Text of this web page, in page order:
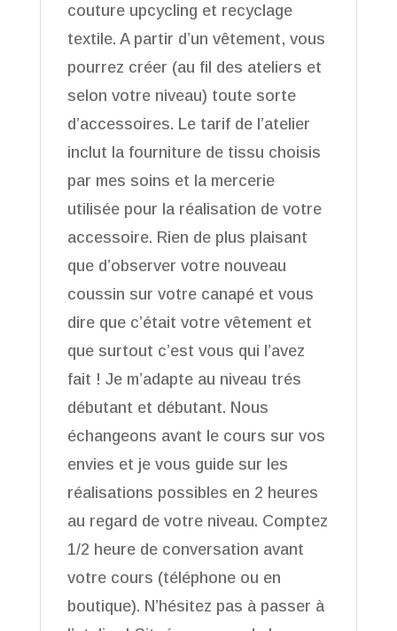
couture upcycling et recyclage
textile. A partir d’un vêtement, vous
pourrez créer (au fil des ateliers et
selon votre niveau) toute sorte
d’accessoires. Le tarif de l’atelier
inclut la fourniture de tissu choisis
par mes soins et la mercerie
utilisée pour la réalisation de votre
accessoire. Rien de plus plaisant
que d’observer votre nouveau
coussin sur votre canapé et vous
dire que c’était votre vêtement et
que surtout c’est vous qui l’avez
fait ! Je m’adapte au niveau trés
débutant et débutant. Nous
échangeons avant le cours sur vos
envies et je vous guide sur les
réalisations possibles en 2 heures
au regard de votre niveau. Comptez
1/2 heure de conversation avant
votre cours (téléphone ou en
boutique). N’hésitez pas à passer à